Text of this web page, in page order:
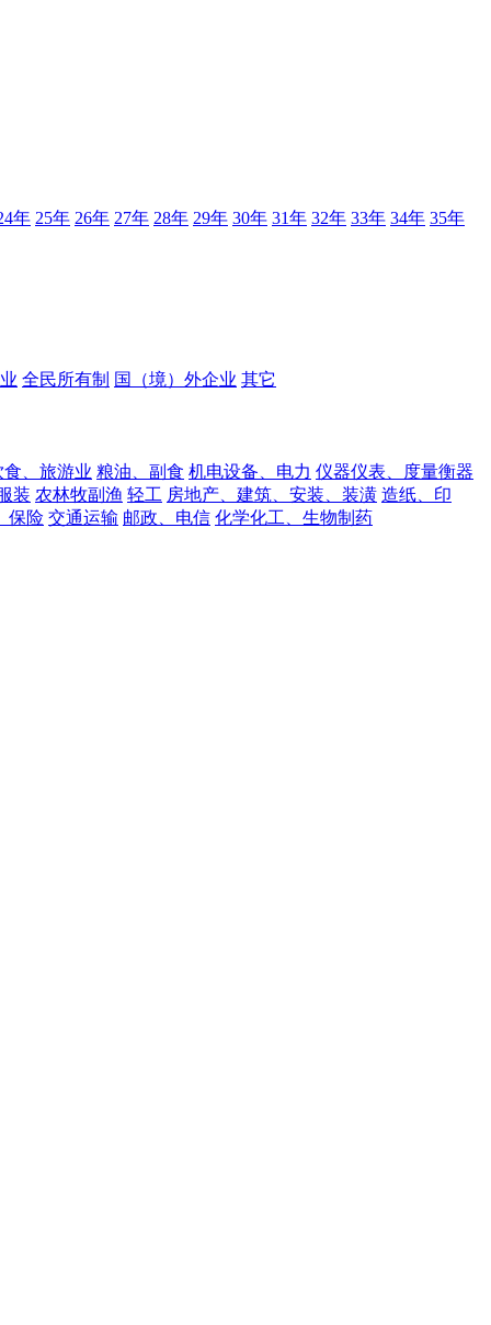
年 25年 26年 27年 28年 29年 30年 31年 32年 33年 34年 35年
全民所有制 国（境）外企业 其它
食、旅游业 粮油、副食 机电设备、电力 仪器仪表、度量衡器
装 农林牧副渔 轻工 房地产、建筑、安装、装潢 造纸、印
保险 交通运输 邮政、电信 化学化工、生物制药